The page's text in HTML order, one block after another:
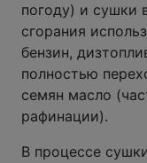
погоду) и сушки
сгорания
бензин,
полностью
семян масло
рафинации).
В процессе